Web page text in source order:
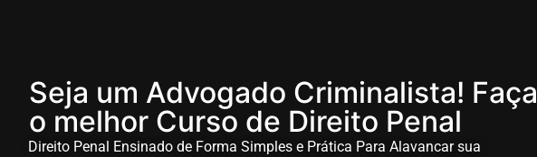
Seja um Advogado Criminalista! Faça
o melhor Curso de Direito Penal
Direito Penal Ensinado de Forma Simples e Prática Para Alavancar sua